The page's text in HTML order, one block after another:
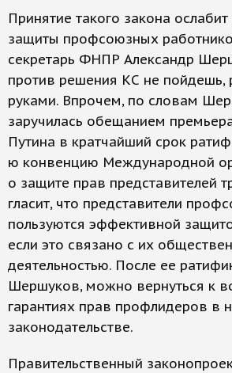
Принятие такого закона ослабит
защиты профсоюзных
секретарь ФНПР Александр
против решения КС не пойдешь,
руками. Впрочем, по словам
заручилась обещанием
Путина в кратчайший срок
ю конвенцию Международной
о защите прав представителей
гласит, что представители
пользуются эффективной
если это связано с их
деятельностью. После ее
Шершуков, можно вернуться к
гарантиях прав профлидеров в
законодательстве.
Правительственный